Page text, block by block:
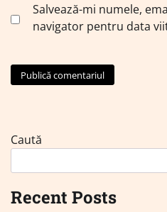
Salvează-mi numele,
navigator pentru data
Caută
Recent Posts